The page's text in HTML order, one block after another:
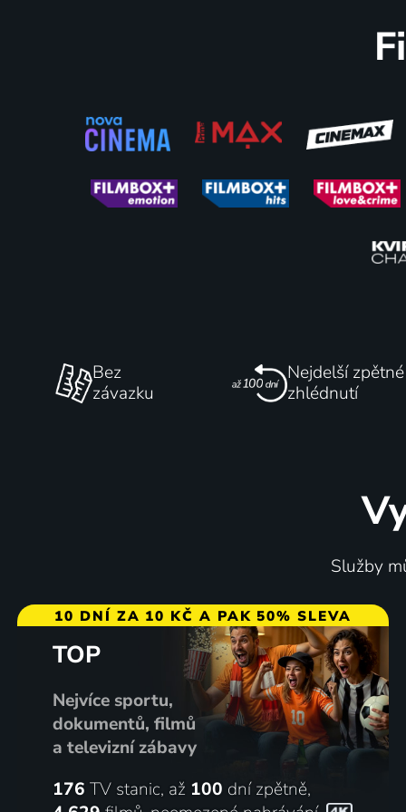
28
79 %
69%
Bez
závazku
Nejdelší zpětné
zhlédnutí
Služby
10 DNÍ ZA 10 KČ A PAK 50% SLEVA
TOP
Nejvíce sportu,
dokumentů, filmů
a televizní zábavy
176 TV stanic, až 100 dní zpětně,